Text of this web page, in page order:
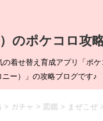
のポケコロ攻
着せ替え育成アプリ「ポ
ニー）」の攻略ブログです♪
> ガチャ > 図鑑 > まぜこぜ